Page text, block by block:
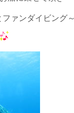
ァンダイビング